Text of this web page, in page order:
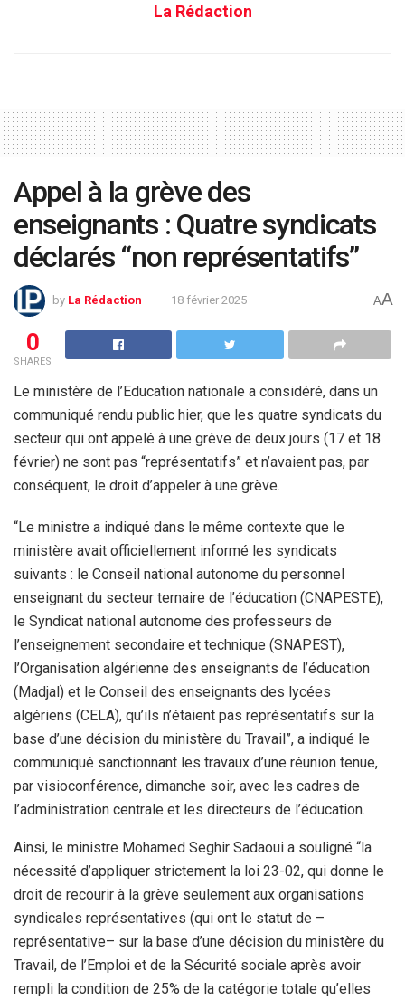
La Rédaction
Appel à la grève des
enseignants : Quatre syndicats
déclarés “non représentatifs”
by La Rédaction 18 février 2025 AA
0
SHARES
Le ministère de l’Education nationale a considéré, dans un
communiqué rendu public hier, que les quatre syndicats du
secteur qui ont appelé à une grève de deux jours (17 et 18
février) ne sont pas “représentatifs” et n’avaient pas, par
conséquent, le droit d’appeler à une grève.
“Le ministre a indiqué dans le même contexte que le
ministère avait officiellement informé les syndicats
suivants : le Conseil national autonome du personnel
enseignant du secteur ternaire de l’éducation (CNAPESTE),
le Syndicat national autonome des professeurs de
l’enseignement secondaire et technique (SNAPEST),
l’Organisation algérienne des enseignants de l’éducation
(Madjal) et le Conseil des enseignants des lycées
algériens (CELA), qu’ils n’étaient pas représentatifs sur la
base d’une décision du ministère du Travail”, a indiqué le
communiqué sanctionnant les travaux d’une réunion tenue,
par visioconférence, dimanche soir, avec les cadres de
l’administration centrale et les directeurs de l’éducation.
Ainsi, le ministre Mohamed Seghir Sadaoui a souligné “la
nécessité d’appliquer strictement la loi 23-02, qui donne le
droit de recourir à la grève seulement aux organisations
syndicales représentatives (qui ont le statut de –
représentative– sur la base d’une décision du ministère du
Travail, de l’Emploi et de la Sécurité sociale après avoir
rempli la condition de 25% de la catégorie totale qu’elles